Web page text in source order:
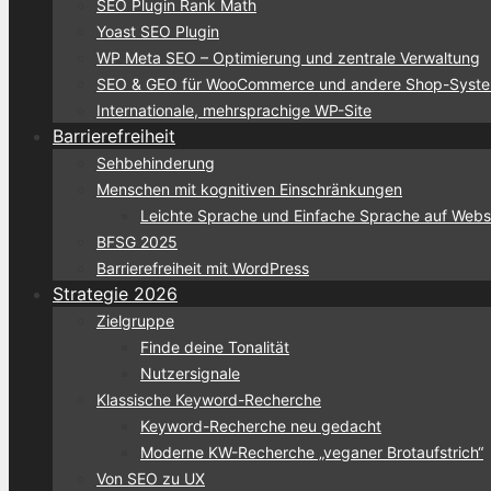
SEO Plugin Rank Math
Yoast SEO Plugin
WP Meta SEO – Optimierung und zentrale Verwaltung
SEO & GEO für WooCommerce und andere Shop-
Internationale, mehrsprachige WP-Site
Barrierefreiheit
Sehbehinderung
Menschen mit kognitiven Einschränkungen
Leichte Sprache und Einfache Sprache auf
BFSG 2025
Barrierefreiheit mit WordPress
Strategie 2026
Zielgruppe
Finde deine Tonalität
Nutzersignale
Klassische Keyword-Recherche
Keyword-Recherche neu gedacht
Moderne KW-Recherche „veganer Brotaufstrich“
Von SEO zu UX